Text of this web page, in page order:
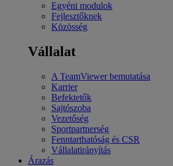
Egyéni modulok
Fejlesztőknek
Közösség
Vállalat
A TeamViewer bemutatása
Karrier
Befektetők
Sajtószoba
Vezetőség
Sportpartnerség
Fenntarthatóság és CSR
Vállalatirányítás
Árazás